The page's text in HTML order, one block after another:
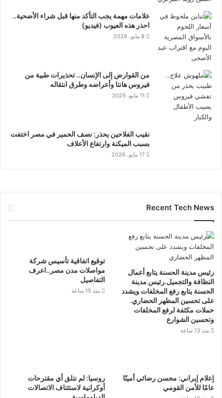
علامات مهمة يجب التأكد منها قبل شراء الأضحية..
احذر هذه العيوب (فيديو)
8 مايو، 2026
من القوارض إلى الإنسان.. تحذيرات طبية من
فيروس هانتا وأعراضه وطرق انتقاله
11 مايو، 2026
نقيب الفلاحين يحذر: نصف الحمير في مصر اختفت
بسبب الميكنة وارتفاع الأعلاف
17 مايو، 2026
Recent Tech News
رئيس مدينة الحسنة يتابع أعمال
النظافة والتجميل.رئيس مدينة
الحسنة يتابع رفع المخلفات ويشدد
على تحسين المظهر الحضاري.
حملات مكثفة لرفع المخلفات
وتحسين الشوارع
منذ 13 ساعة
توقيع اتفاقية تأسيس شركة
مواصلات مدن مصر..اعرف
التفاصيل
منذ 15 ساعة
إعلام إيراني: محسن رضائي أمينًا
عامًا للأمن القومي
روسيا: لم نتلق أي مقترحات
أوكرانية لاستئناف الاتصالات